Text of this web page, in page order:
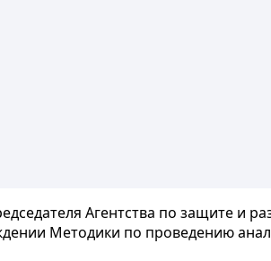
Агентства по защите и
Методики по проведению